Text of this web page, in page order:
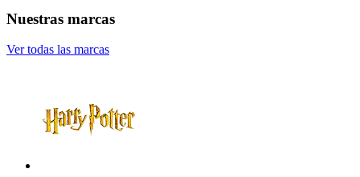
Nuestras marcas
Ver todas las marcas